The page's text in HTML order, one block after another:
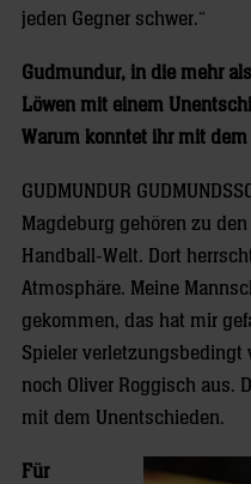
jeden Gegner schwer.“
Gudmundur, in die mehr
Löwen mit einem
Warum konntet ihr mit
GUDMUNDUR
Magdeburg gehören zu
Handball-Welt. Dort
Atmosphäre. Meine
gekommen, das hat mir
Spieler
noch Oliver Roggisch aus.
mit dem Unentschieden.
Für